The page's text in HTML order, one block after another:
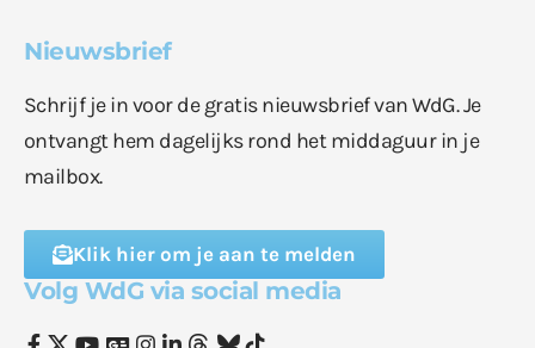
Nieuwsbrief
Schrijf je in voor de gratis nieuwsbrief van WdG. Je
ontvangt hem dagelijks rond het middaguur in je
mailbox.
Klik hier om je aan te melden
Volg WdG via social media